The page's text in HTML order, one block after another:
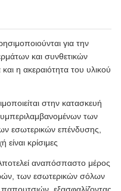
για την
και συνθετικών
η ακεραιότητα του υλικού
στην κατασκευή
των
εσωτερικών επένδυσης,
κρίσιμες
αναπόσπαστο μέρος
των εσωτερικών σόλων